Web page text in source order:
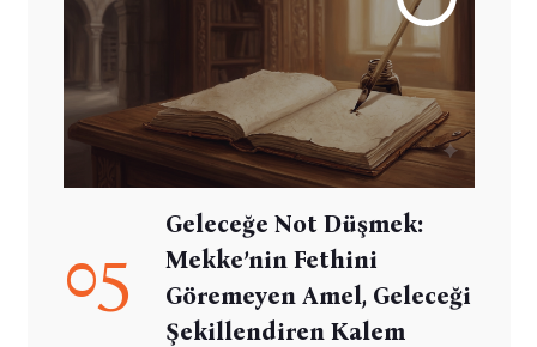
05
Geleceğe Not Düşmek:
Mekke’nin Fethini
Göremeyen Amel, Geleceği
Şekillendiren Kalem